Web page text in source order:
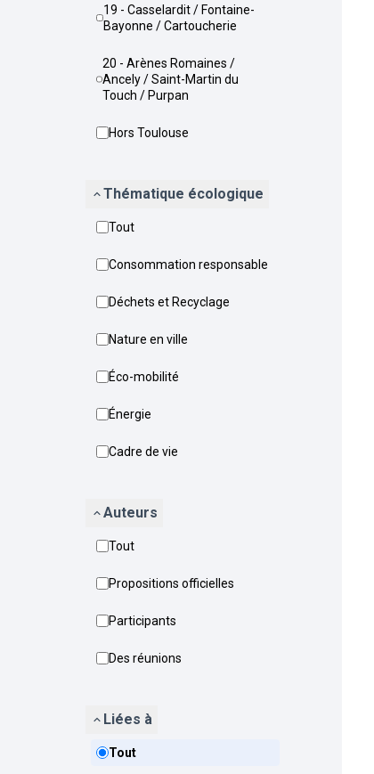
19 - Casselardit / Fontaine-
Bayonne / Cartoucherie
20 - Arènes Romaines /
Ancely / Saint-Martin du
Touch / Purpan
Hors Toulouse
Thématique écologique
Tout
Consommation responsable
Déchets et Recyclage
Nature en ville
Éco-mobilité
Énergie
Cadre de vie
Auteurs
Tout
Propositions officielles
Participants
Des réunions
Liées à
Tout